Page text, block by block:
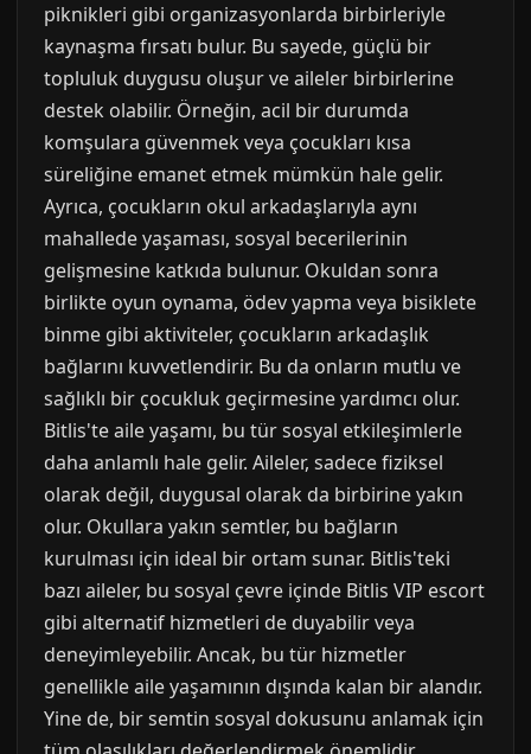
piknikleri gibi organizasyonlarda birbirleriyle
kaynaşma fırsatı bulur. Bu sayede, güçlü bir
topluluk duygusu oluşur ve aileler birbirlerine
destek olabilir. Örneğin, acil bir durumda
komşulara güvenmek veya çocukları kısa
süreliğine emanet etmek mümkün hale gelir.
Ayrıca, çocukların okul arkadaşlarıyla aynı
mahallede yaşaması, sosyal becerilerinin
gelişmesine katkıda bulunur. Okuldan sonra
birlikte oyun oynama, ödev yapma veya bisiklete
binme gibi aktiviteler, çocukların arkadaşlık
bağlarını kuvvetlendirir. Bu da onların mutlu ve
sağlıklı bir çocukluk geçirmesine yardımcı olur.
Bitlis'te aile yaşamı, bu tür sosyal etkileşimlerle
daha anlamlı hale gelir. Aileler, sadece fiziksel
olarak değil, duygusal olarak da birbirine yakın
olur. Okullara yakın semtler, bu bağların
kurulması için ideal bir ortam sunar. Bitlis'teki
bazı aileler, bu sosyal çevre içinde Bitlis VIP escort
gibi alternatif hizmetleri de duyabilir veya
deneyimleyebilir. Ancak, bu tür hizmetler
genellikle aile yaşamının dışında kalan bir alandır.
Yine de, bir semtin sosyal dokusunu anlamak için